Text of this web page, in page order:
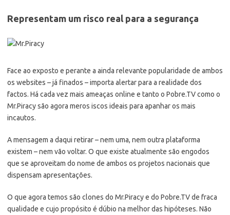
Representam um risco real para a segurança
Face ao exposto e perante a ainda relevante popularidade de ambos
os websites – já finados – importa alertar para a realidade dos
factos. Há cada vez mais ameaças online e tanto o Pobre.TV como o
Mr.Piracy são agora meros iscos ideais para apanhar os mais
incautos.
A mensagem a daqui retirar – nem uma, nem outra plataforma
existem – nem vão voltar. O que existe atualmente são engodos
que se aproveitam do nome de ambos os projetos nacionais que
dispensam apresentações.
O que agora temos são clones do Mr.Piracy e do Pobre.TV de fraca
qualidade e cujo propósito é dúbio na melhor das hipóteses. Não